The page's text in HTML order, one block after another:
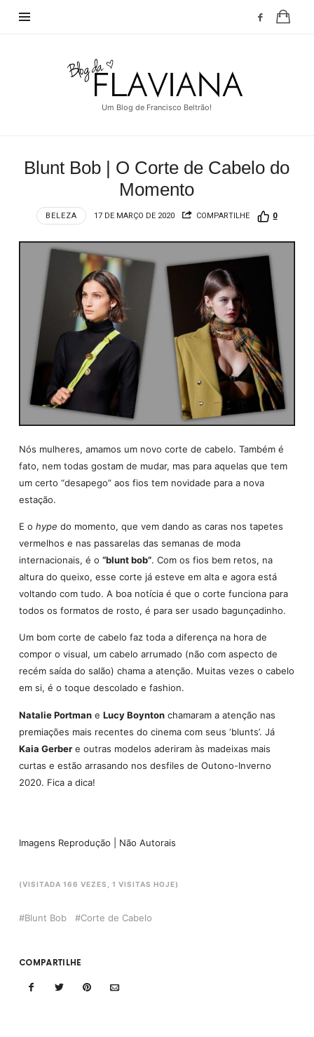
Blog
da
FlavianaUm Blog de Francisco Beltrão!
Blunt Bob | O Corte de Cabelo do
Momento
BELEZA 17 DE MARÇO DE 2020 COMPARTILHE 0
Nós mulheres, amamos um novo corte de cabelo. Também é
fato, nem todas gostam de mudar, mas para aquelas que tem
um certo “desapego” aos fios tem novidade para a nova
estação.
E o hype do momento, que vem dando as caras nos tapetes
vermelhos e nas passarelas das semanas de moda
internacionais, é o “blunt bob”. Com os fios bem retos, na
altura do queixo, esse corte já esteve em alta e agora está
voltando com tudo. A boa notícia é que o corte funciona para
todos os formatos de rosto, é para ser usado bagunçadinho.
Um bom corte de cabelo faz toda a diferença na hora de
compor o visual, um cabelo arrumado (não com aspecto de
recém saída do salão) chama a atenção. Muitas vezes o cabelo
em si, é o toque descolado e fashion.
Natalie Portmane Lucy Boyntonchamaram a atenção nas
premiações mais recentes do cinema com seus ‘blunts’. Já
Kaia Gerbere outras modelos aderiram às madeixas mais
curtas e estão arrasando nos desfiles de Outono-Inverno
2020. Fica a dica!
Imagens Reprodução | Não Autorais
(VISITADA 166 VEZES, 1 VISITAS HOJE)
Blunt Bob Corte de Cabelo
COMPARTILHE